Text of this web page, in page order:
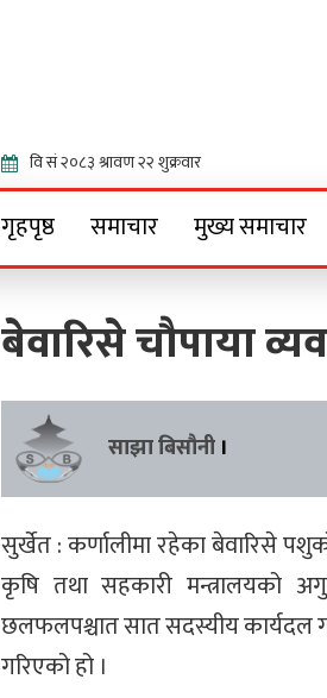
गृहपृष्ठ समाचार मुख्य समाचार
बेवारिसे चौपाया
साझा बिसौनी ।
सुर्खेत : कर्णालीमा रहेका बेवारिसे
कृषि तथा सहकारी मन्त्रालयको
छलफलपश्चात सात सदस्यीय कार्यदल
गरिएको हो ।